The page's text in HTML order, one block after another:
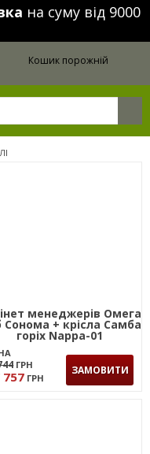
на суму від 9000
Кошик порожній
менеджерів Омега
Сонома + крісла Самба
горіх Nappa-01
ГРН
757 ГРН
ЗАМОВИТИ